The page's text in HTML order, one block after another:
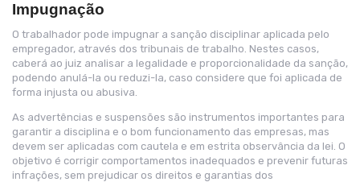
Impugnação
O trabalhador pode impugnar a sanção disciplinar aplicada pelo
empregador, através dos tribunais de trabalho. Nestes casos,
caberá ao juiz analisar a legalidade e proporcionalidade da sanção,
podendo anulá-la ou reduzi-la, caso considere que foi aplicada de
forma injusta ou abusiva.
As advertências e suspensões são instrumentos importantes para
garantir a disciplina e o bom funcionamento das empresas, mas
devem ser aplicadas com cautela e em estrita observância da lei. O
objetivo é corrigir comportamentos inadequados e prevenir futuras
infrações, sem prejudicar os direitos e garantias dos